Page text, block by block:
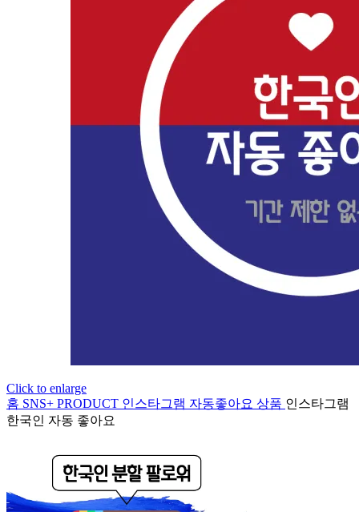
Click to enlarge
홈 SNS+ PRODUCT 인스타그램 자동좋아요 상품 인스타그램
한국인 자동 좋아요